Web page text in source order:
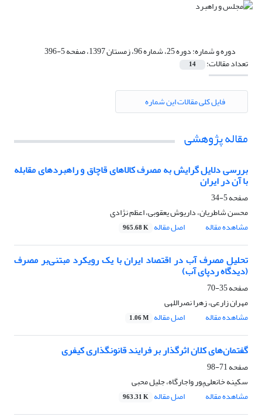
دوره و شماره:دوره 25، شماره 96، زمستان 1397، صفحه 5-396
تعداد مقالات: 14
فایل کلی مقالات این شماره
مقاله پژوهشی
بررسی دلایل گرایش به مصرف کالاهای قاچاق و راهبرد‌های مقابله
با آن در ایران
صفحه5-34
محسن شاطریان، داریوش یعقوبی، اعظم نژادی
مشاهده مقاله
اصل مقاله 965.68 K
تحلیل مصرف آب در اقتصاد ایران با یک رویکرد مبتنی‌بر مصرف
(دیدگاه ردپای آب)
صفحه35-70
مهران زارعی، زهرا نصراللهی
مشاهده مقاله
اصل مقاله 1.06 M
گفتمان‌های کلان اثرگذار بر فرایند قانونگذاری کیفری
صفحه71-98
سکینه خانعلی‌پور واجارگاه، جلیل محبی
مشاهده مقاله
اصل مقاله 963.31 K